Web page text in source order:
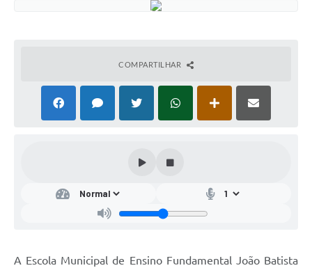
COMPARTILHAR
A Escola Municipal de Ensino Fundamental João Batista